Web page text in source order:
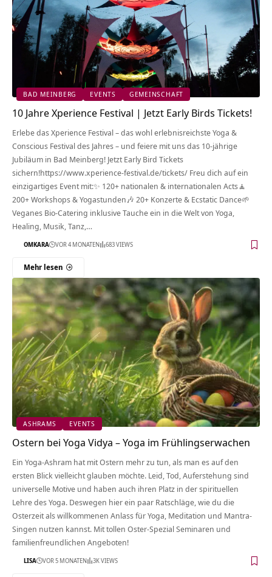
BAD MEINBERG EVENTS GEMEINSCHAFT
10 Jahre Xperience Festival | Jetzt Early Birds Tickets!
Erlebe das Xperience Festival – das wohl erlebnisreichste Yoga &
Conscious Festival des Jahres – und feiere mit uns das 10-jährige
Jubiläum in Bad Meinberg! Jetzt Early Bird Tickets
sichern!https://www.xperience-festival.de/tickets/ Freu dich auf ein
einzigartiges Event mit:✨ 120+ nationalen & internationalen Acts🧘
200+ Workshops & Yogastunden🎶 20+ Konzerte & Ecstatic Dance🌱
Veganes Bio-Catering inklusive Tauche ein in die Welt von Yoga,
Healing, Musik, Tanz,…
OMKARA VOR 4 MONATEN 683 VIEWS
Mehr lesen
ASHRAMS EVENTS
Ostern bei Yoga Vidya – Yoga im Frühlingserwachen
Ein Yoga-Ashram hat mit Ostern mehr zu tun, als man es auf den
ersten Blick vielleicht glauben möchte. Leid, Tod, Auferstehung sind
universelle Motive und haben auch ihren Platz in der spirituellen
Lehre des Yoga. Deswegen hier ein paar Ratschläge, wie du die
Osterzeit als willkommenen Anlass für Yoga, Meditation und Mantra-
Singen nutzen kannst. Mit tollen Oster-Spezial Seminaren und
familienfreundlichen Angeboten!
LISA VOR 5 MONATEN 3K VIEWS